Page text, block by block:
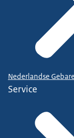
Nederlandse
Service